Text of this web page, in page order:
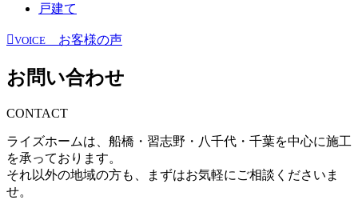
戸建て
VOICE お客様の声
お問い合わせ
CONTACT
ライズホームは、船橋・習志野・八千代・千葉を中心に施工
を承っております。
それ以外の地域の方も、まずはお気軽にご相談くださいま
せ。